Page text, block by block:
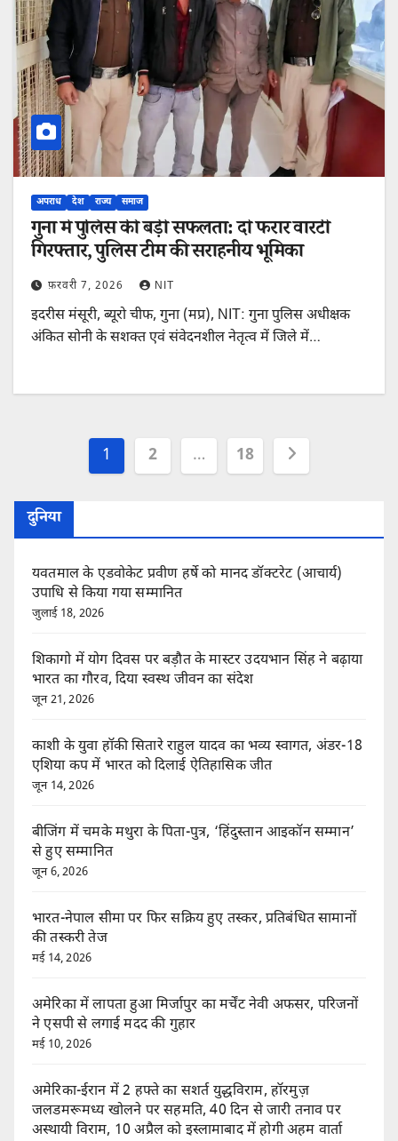
अपराध देश राज्य समाज
गुना में पुलिस की बड़ी सफलता: दो फरार वारंटी
गिरफ्तार, पुलिस टीम की सराहनीय भूमिका
फ़रवरी 7, 2026 NIT
इदरीस मंसूरी, ब्यूरो चीफ, गुना (मप्र), NIT: गुना पुलिस अधीक्षक
अंकित सोनी के सशक्त एवं संवेदनशील नेतृत्व में जिले में…
Posts
1 2 … 18
दुनिया
यवतमाल के एडवोकेट प्रवीण हर्षे को मानद डॉक्टरेट (आचार्य)
उपाधि से किया गया सम्मानित
जुलाई 18, 2026
शिकागो में योग दिवस पर बड़ौत के मास्टर उदयभान सिंह ने बढ़ाया
भारत का गौरव, दिया स्वस्थ जीवन का संदेश
जून 21, 2026
काशी के युवा हॉकी सितारे राहुल यादव का भव्य स्वागत, अंडर-18
एशिया कप में भारत को दिलाई ऐतिहासिक जीत
जून 14, 2026
बीजिंग में चमके मथुरा के पिता-पुत्र, ‘हिंदुस्तान आइकॉन सम्मान’
से हुए सम्मानित
जून 6, 2026
भारत-नेपाल सीमा पर फिर सक्रिय हुए तस्कर, प्रतिबंधित सामानों
की तस्करी तेज
मई 14, 2026
अमेरिका में लापता हुआ मिर्जापुर का मर्चेंट नेवी अफसर, परिजनों
ने एसपी से लगाई मदद की गुहार
मई 10, 2026
अमेरिका-ईरान में 2 हफ्ते का सशर्त युद्धविराम, हॉरमुज़
जलडमरूमध्य खोलने पर सहमति, 40 दिन से जारी तनाव पर
अस्थायी विराम, 10 अप्रैल को इस्लामाबाद में होगी अहम वार्ता